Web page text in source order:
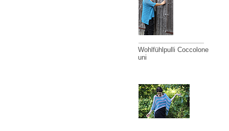
Wohlfühlpulli Coccolone
uni